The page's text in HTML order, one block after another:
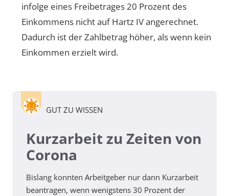
infolge eines Freibetrages 20 Prozent des
Einkommens nicht auf Hartz IV angerechnet.
Dadurch ist der Zahlbetrag höher, als wenn kein
Einkommen erzielt wird.
GUT ZU WISSEN
Kurzarbeit zu Zeiten von
Corona
Bislang konnten Arbeitgeber nur dann Kurzarbeit
beantragen, wenn wenigstens 30 Prozent der